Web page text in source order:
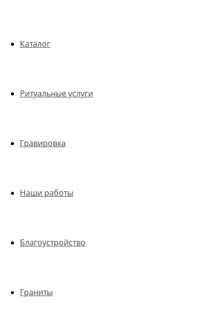
Каталог
Ритуальные услуги
Гравировка
Наши работы
Благоустройство
Граниты